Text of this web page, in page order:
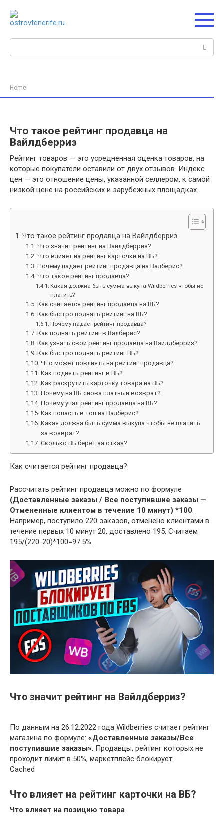
контенту
Поиск:
Home
Что такое рейтинг продавца на
Вайлдберриз
Рейтинг товаров — это усредненная оценка товаров, на
которые покупатели оставили от двух отзывов. Индекс
цен — это отношение цены, указанной селлером, к самой
низкой цене на российских и зарубежных площадках.
Что такое рейтинг продавца на Вайлдберриз
Что значит рейтинг на Вайлдберриз?
Что влияет на рейтинг карточки на ВБ?
Почему падает рейтинг продавца на Валберис?
Что такое рейтинг продавца?
Какая должна быть сумма выкупа Wildberries чтобы не
платить?
Как считается рейтинг продавца на ВБ?
Как быстро поднять рейтинг на ВБ?
Почему падает рейтинг продавца?
Как поднять рейтинг в Валберис?
Как узнать свой рейтинг продавца на Вайлдберриз?
Как быстро поднять рейтинг ВБ?
Что может повлиять на рейтинг продавца?
Как поднять рейтинг в ВБ?
Как раскрутить карточку товара на ВБ?
Почему на ВБ снова платный возврат?
Почему упал рейтинг продавца на ВБ?
Как попасть в топ на Валберис?
Какая должна быть сумма выкупа чтобы не платить
за возврат?
Сколько ВБ берет за отказ?
Как считается рейтинг продавца?
Рассчитать рейтинг продавца можно по формуле
(Доставленные заказы / Все поступившие заказы —
Отмененные клиентом в течение 10 минут) *100.
Например, поступило 220 заказов, отменено клиентами в
течение первых 10 минут 20, доставлено 195. Считаем
195/(220-20)*100=97.5%.
Что значит рейтинг на Вайлдберриз?
По данным на 26.12.2022 года Wildberries считает рейтинг
магазина по формуле: «Доставленные заказы/Все
поступившие заказы». Продавцы, рейтинг которых не
проходит лимит в 50%, маркетплейс блокирует.
Cached
Что влияет на рейтинг карточки на ВБ?
Что влияет на позицию товара